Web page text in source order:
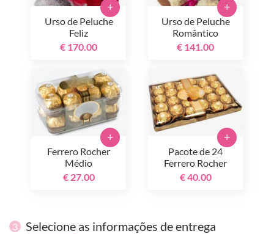
Urso de Peluche
Feliz
€ 170.00
+
Urso de Peluche
Romântico
€ 141.00
+
Ferrero Rocher
Médio
€ 27.00
+
Pacote de 24
Ferrero Rocher
€ 40.00
+
3 Selecione as informações de entrega